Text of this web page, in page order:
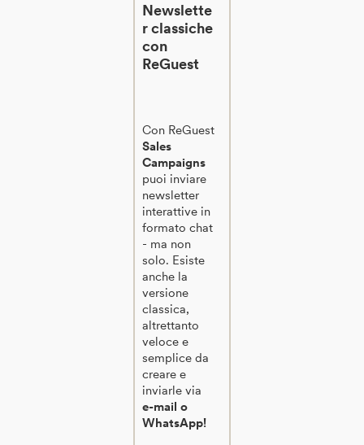
Newslette
r classiche
con
ReGuest
Con ReGuest
Sales
Campaigns
puoi inviare
newsletter
interattive in
formato chat
- ma non
solo. Esiste
anche la
versione
classica,
altrettanto
veloce e
semplice da
creare e
inviarle via
e-mail o
WhatsApp!